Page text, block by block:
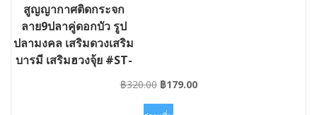
สูญญากาศติดกระจก
ลาย9ปลาคู่ดอกบัว รูป
ปลามงคล เสริมดวงเสริม
บารมี เสริมฮวงจุ้ย #ST-
VACPA029-030042฿320.00 Original
฿179.00Current